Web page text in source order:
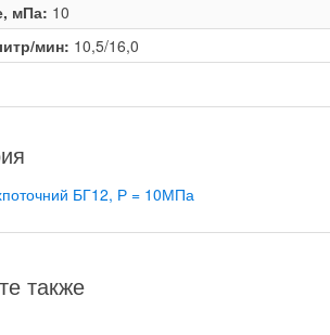
мПа: 10
мин: 10,5/16,0
БГ12, Р = 10МПа
также